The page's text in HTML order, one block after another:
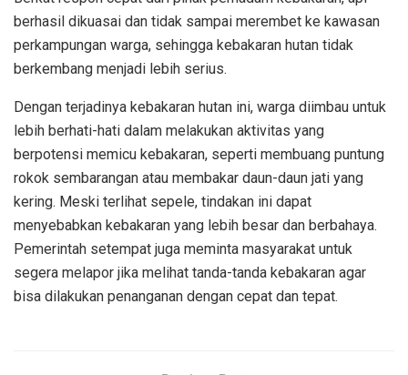
berhasil dikuasai dan tidak sampai merembet ke kawasan
perkampungan warga, sehingga kebakaran hutan tidak
berkembang menjadi lebih serius.
Dengan terjadinya kebakaran hutan ini, warga diimbau untuk
lebih berhati-hati dalam melakukan aktivitas yang
berpotensi memicu kebakaran, seperti membuang puntung
rokok sembarangan atau membakar daun-daun jati yang
kering. Meski terlihat sepele, tindakan ini dapat
menyebabkan kebakaran yang lebih besar dan berbahaya.
Pemerintah setempat juga meminta masyarakat untuk
segera melapor jika melihat tanda-tanda kebakaran agar
bisa dilakukan penanganan dengan cepat dan tepat.